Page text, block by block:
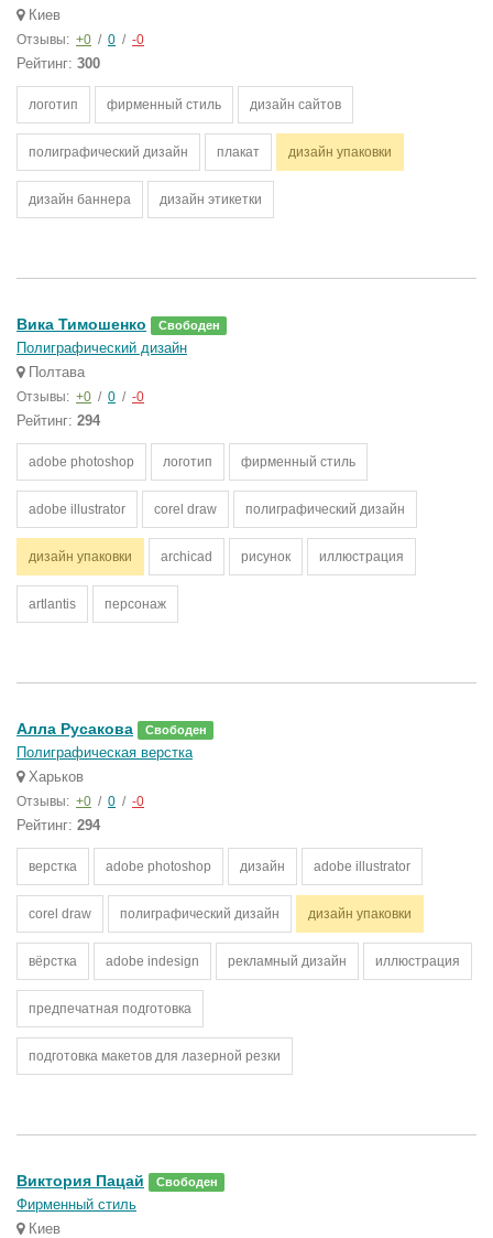
Киев
Отзывы: +0 / 0 / -0
Рейтинг: 300
логотип фирменный стиль дизайн сайтов
полиграфический дизайн плакат дизайн упаковки
дизайн баннера дизайн этикетки
Вика Тимошенко Свободен
Полиграфический дизайн
Полтава
Отзывы: +0 / 0 / -0
Рейтинг: 294
adobe photoshop логотип фирменный стиль
adobe illustrator corel draw полиграфический дизайн
дизайн упаковки archicad рисунок иллюстрация
artlantis персонаж
Алла Русакова Свободен
Полиграфическая верстка
Харьков
Отзывы: +0 / 0 / -0
Рейтинг: 294
верстка adobe photoshop дизайн adobe illustrator
corel draw полиграфический дизайн дизайн упаковки
вёрстка adobe indesign рекламный дизайн иллюстрация
предпечатная подготовка
подготовка макетов для лазерной резки
Виктория Пацай Свободен
Фирменный стиль
Киев